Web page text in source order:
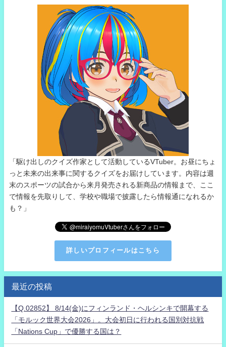
「駆け出しのクイズ作家として活動しているVTuber。お昼にちょ
っと未来の出来事に関するクイズをお届けしています。内容は週
末のスポーツの試合から来月発売される新商品の情報まで、ここ
で情報を先取りして、学校や職場で披露したら情報通になれるか
も？」
詳しいプロフィールはこちら
最近の投稿
【Q.02852】 8/14(金)にフィンランド・ヘルシンキで開幕する
「モルック世界大会2026」。大会初日に行われる国別対抗戦
「Nations Cup」で優勝する国は？